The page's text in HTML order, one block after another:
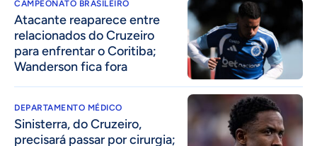
CAMPEONATO BRASILEIRO
Atacante reaparece entre
relacionados do Cruzeiro
para enfrentar o Coritiba;
Wanderson fica fora
DEPARTAMENTO MÉDICO
Sinisterra, do Cruzeiro,
precisará passar por cirurgia;